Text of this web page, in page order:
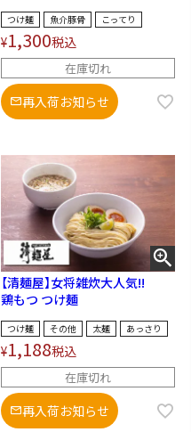
つけ麺 魚介豚骨 こってり
¥1,300税込
在庫切れ
再入荷お知らせ
【清麺屋】女将雑炊大人気!!
鶏もつ つけ麺
つけ麺 その他 太麺 あっさり
¥1,188税込
在庫切れ
再入荷お知らせ